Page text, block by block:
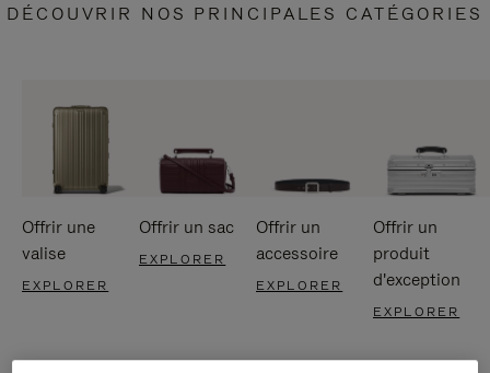
DÉCOUVRIR NOS PRINCIPALES CATÉGORIES
Offrir une
valise
EXPLORER
Offrir un sac
EXPLORER
Offrir un
accessoire
EXPLORER
Offrir un
produit
d'exception
EXPLORER